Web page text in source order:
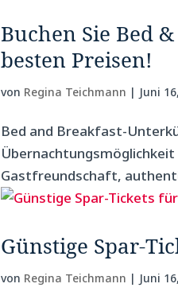
Buchen Sie Bed
besten Preisen!
von Regina Teichmann | Juni
Bed and Breakfast-
Übernachtungsmöglichkeit
Gastfreundschaft,
Günstige Spar-
von Regina Teichmann | Juni